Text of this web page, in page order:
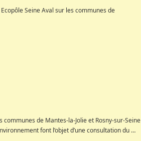
Seine Aval sur les communes de
de Mantes-la-Jolie et Rosny-sur-Seine
font l’objet d’une consultation du …